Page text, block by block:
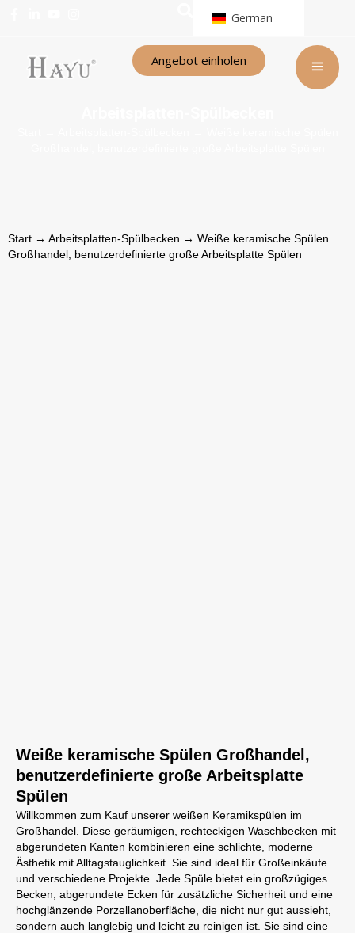
German
Angebot einholen
Start → Arbeitsplatten-Spülbecken → Weiße keramische Spülen
Großhandel, benutzerdefinierte große Arbeitsplatte Spülen
Weiße keramische Spülen Großhandel,
benutzerdefinierte große Arbeitsplatte
Spülen
Willkommen zum Kauf unserer weißen Keramikspülen im
Großhandel. Diese geräumigen, rechteckigen Waschbecken mit
abgerundeten Kanten kombinieren eine schlichte, moderne
Ästhetik mit Alltagstauglichkeit. Sie sind ideal für Großeinkäufe
und verschiedene Projekte. Jede Spüle bietet ein großzügiges
Becken, abgerundete Ecken für zusätzliche Sicherheit und eine
hochglänzende Porzellanoberfläche, die nicht nur gut aussieht,
sondern auch langlebig und leicht zu reinigen ist. Sie sind eine